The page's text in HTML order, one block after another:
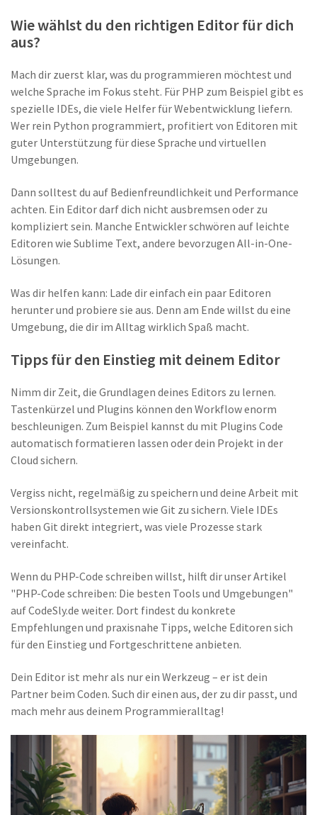
Wie wählst du den richtigen Editor für dich
aus?
Mach dir zuerst klar, was du programmieren möchtest und
welche Sprache im Fokus steht. Für PHP zum Beispiel gibt es
spezielle IDEs, die viele Helfer für Webentwicklung liefern.
Wer rein Python programmiert, profitiert von Editoren mit
guter Unterstützung für diese Sprache und virtuellen
Umgebungen.
Dann solltest du auf Bedienfreundlichkeit und Performance
achten. Ein Editor darf dich nicht ausbremsen oder zu
kompliziert sein. Manche Entwickler schwören auf leichte
Editoren wie Sublime Text, andere bevorzugen All-in-One-
Lösungen.
Was dir helfen kann: Lade dir einfach ein paar Editoren
herunter und probiere sie aus. Denn am Ende willst du eine
Umgebung, die dir im Alltag wirklich Spaß macht.
Tipps für den Einstieg mit deinem Editor
Nimm dir Zeit, die Grundlagen deines Editors zu lernen.
Tastenkürzel und Plugins können den Workflow enorm
beschleunigen. Zum Beispiel kannst du mit Plugins Code
automatisch formatieren lassen oder dein Projekt in der
Cloud sichern.
Vergiss nicht, regelmäßig zu speichern und deine Arbeit mit
Versionskontrollsystemen wie Git zu sichern. Viele IDEs
haben Git direkt integriert, was viele Prozesse stark
vereinfacht.
Wenn du PHP-Code schreiben willst, hilft dir unser Artikel
"PHP-Code schreiben: Die besten Tools und Umgebungen"
auf CodeSly.de weiter. Dort findest du konkrete
Empfehlungen und praxisnahe Tipps, welche Editoren sich
für den Einstieg und Fortgeschrittene anbieten.
Dein Editor ist mehr als nur ein Werkzeug – er ist dein
Partner beim Coden. Such dir einen aus, der zu dir passt, und
mach mehr aus deinem Programmieralltag!